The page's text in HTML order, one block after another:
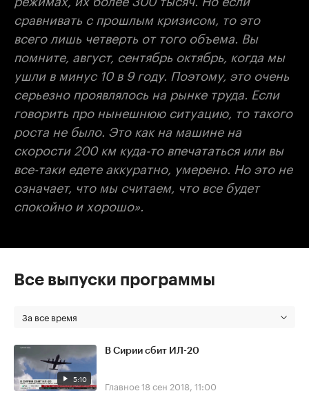
сравнивать с прошлым кризисом, то это
всего лишь четверть от того объема. Вы
помните, август, сентябрь октябрь, когда мы
ушли в минус 10 в 9 году. Поэтому, это очень
серьезно проявлялось на рынке труда. Если
говорить про нынешнюю ситуацию, то такого
роста не было. Это как на машине на
скорости 200 км куда-то впечататься или вы
все-таки едете аккуратно, умерено. Но это не
означает, что мы считаем, что все будет
спокойно и хорошо».
Все выпуски программы
За все время
5:10
В Сирии сбит ИЛ-20
Главное18 сен 2018, 11:00